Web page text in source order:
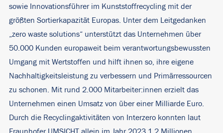
sowie Innovationsführer im Kunststoffrecycling mit der
größten Sortierkapazität Europas. Unter dem Leitgedanken
„zero waste solutions“ unterstützt das Unternehmen über
50.000 Kunden europaweit beim verantwortungsbewussten
Umgang mit Wertstoffen und hilft ihnen so, ihre eigene
Nachhaltigkeitsleistung zu verbessern und Primärressourcen
zu schonen. Mit rund 2.000 Mitarbeiter:innen erzielt das
Unternehmen einen Umsatz von über einer Milliarde Euro.
Durch die Recyclingaktivitäten von Interzero konnten laut